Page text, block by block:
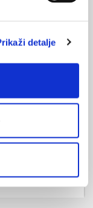
detalje
od kroničnih